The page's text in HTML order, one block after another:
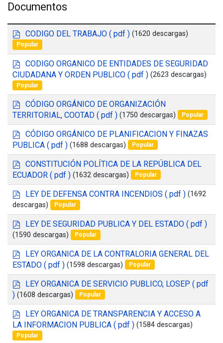
Documentos
p
d
f
CODIGO DEL TRABAJO ( pdf ) (1620 descargas)
Popular
p
d
f
CODIGO ORGANICO DE ENTIDADES DE SEGURIDAD
CIUDADANA Y ORDEN PUBLICO ( pdf ) (2623 descargas)
Popular
p
d
f
CÓDIGO ORGÁNICO DE ORGANIZACIÓN
TERRITORIAL, COOTAD ( pdf ) (1750 descargas) Popular
p
d
f
CÓDIGO ORGÁNICO DE PLANIFICACION Y FINAZAS
PUBLICA ( pdf ) (1688 descargas) Popular
p
d
f
CONSTITUCIÓN POLÍTICA DE LA REPÚBLICA DEL
ECUADOR ( pdf ) (1632 descargas) Popular
p
d
f
LEY DE DEFENSA CONTRA INCENDIOS ( pdf ) (1692
descargas)
Popular
p
d
f
LEY DE SEGURIDAD PUBLICA Y DEL ESTADO ( pdf )
(1590 descargas) Popular
p
d
f
LEY ORGANICA DE LA CONTRALORIA GENERAL DEL
ESTADO ( pdf ) (1598 descargas) Popular
p
d
f
LEY ORGANICA DE SERVICIO PUBLICO, LOSEP ( pdf
) (1608 descargas) Popular
p
d
f
LEY ORGANICA DE TRANSPARENCIA Y ACCESO A
LA INFORMACION PUBLICA ( pdf ) (1584 descargas)
Popular